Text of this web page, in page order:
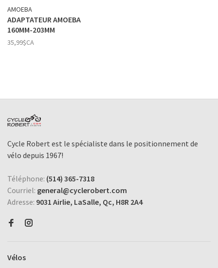
AMOEBA
ADAPTATEUR AMOEBA
160MM-203MM
35,99$CA
Cycle Robert est le spécialiste dans le positionnement de
vélo depuis 1967!
Téléphone: (514) 365-7318
Courriel: general@cyclerobert.com
Adresse: 9031 Airlie, LaSalle, Qc, H8R 2A4
Vélos